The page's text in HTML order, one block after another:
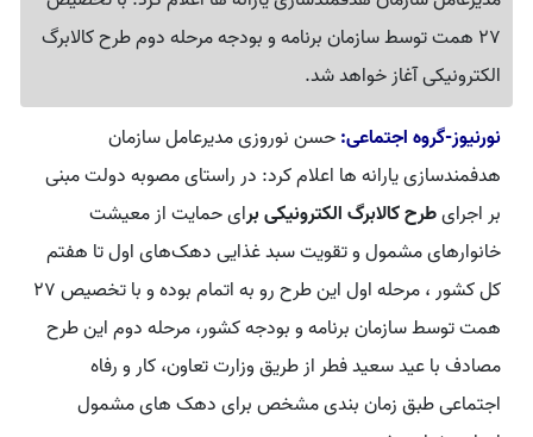
27 همت توسط سازمان برنامه و بودجه مرحله دوم طرح کالابرگ
الکترونیکی آغاز خواهد شد.
نورنیوز-گروه اجتماعی:حسن نوروزی مدیرعامل سازمان
هدفمندسازی یارانه ها اعلام کرد: در راستای مصوبه دولت مبنی
بر اجرایطرح کالابرگ الکترونیکی برای حمایت از معیشت
خانوارهای مشمول و تقویت سبد غذایی دهک‌های اول تا هفتم
کل کشور ، مرحله اول این طرح رو به اتمام بوده و با تخصیص 27
همت توسط سازمان برنامه و بودجه کشور، مرحله دوم این طرح
مصادف با عید سعید فطر از طریق وزارت تعاون، کار و رفاه
اجتماعی طبق زمان بندی مشخص برای دهک های مشمول